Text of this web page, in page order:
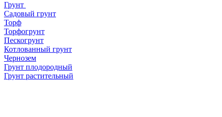
Грунт
Садовый грунт
Торф
Торфогрунт
Пескогрунт
Котлованный грунт
Чернозем
Грунт плодородный
Грунт растительный